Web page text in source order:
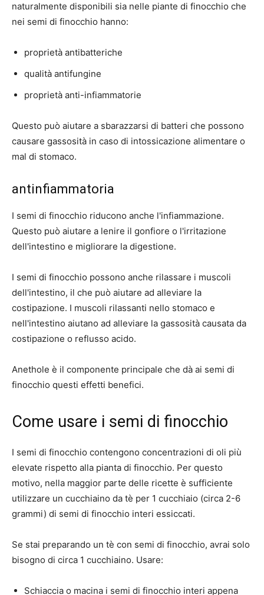
naturalmente disponibili sia nelle piante di finocchio che
nei semi di finocchio hanno:
proprietà antibatteriche
qualità antifungine
proprietà anti-infiammatorie
Questo può aiutare a sbarazzarsi di batteri che possono
causare gassosità in caso di intossicazione alimentare o
mal di stomaco.
antinfiammatoria
I semi di finocchio riducono anche l'infiammazione.
Questo può aiutare a lenire il gonfiore o l'irritazione
dell'intestino e migliorare la digestione.
I semi di finocchio possono anche rilassare i muscoli
dell'intestino, il che può aiutare ad alleviare la
costipazione. I muscoli rilassanti nello stomaco e
nell'intestino aiutano ad alleviare la gassosità causata da
costipazione o reflusso acido.
Anethole è il componente principale che dà ai semi di
finocchio questi effetti benefici.
Come usare i semi di finocchio
I semi di finocchio contengono concentrazioni di oli più
elevate rispetto alla pianta di finocchio. Per questo
motivo, nella maggior parte delle ricette è sufficiente
utilizzare un cucchiaino da tè per 1 cucchiaio (circa 2-6
grammi) di semi di finocchio interi essiccati.
Se stai preparando un tè con semi di finocchio, avrai solo
bisogno di circa 1 cucchiaino. Usare:
Schiaccia o macina i semi di finocchio interi appena